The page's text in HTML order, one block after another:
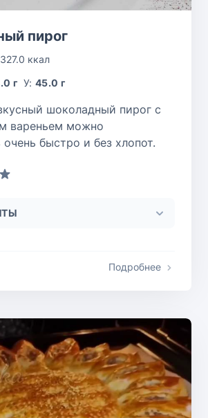
пирог
327.0 ккал
г У:45.0 г
шоколадный пирог с
вареньем можно
очень быстро и без хлопот.
Подробнее